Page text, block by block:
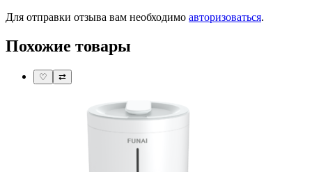
Для отправки отзыва вам необходимо авторизоваться.
Похожие товары
♡ ⇄